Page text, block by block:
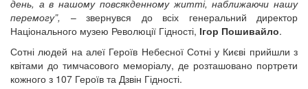
день, а в нашому повсякденному житті, наближаючи нашу
перемогу”, – звернувся до всіх генеральний директор
Національного музею Революції Гідності, Ігор Пошивайло.
Сотні людей на алеї Героїв Небесної Сотні у Києві прийшли з
квітами до тимчасового меморіалу, де розташовано портрети
кожного з 107 Героїв та Дзвін Гідності.